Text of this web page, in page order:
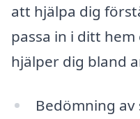
att hjälpa dig
passa in i ditt
hjälper dig bland
Bedömning